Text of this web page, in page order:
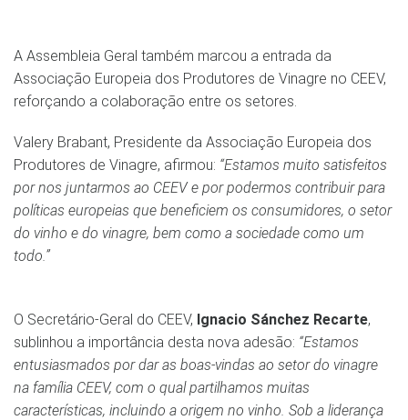
A Assembleia Geral também marcou a entrada da
Associação Europeia dos Produtores de Vinagre no CEEV,
reforçando a colaboração entre os setores.
Valery Brabant, Presidente da Associação Europeia dos
Produtores de Vinagre, afirmou: “Estamos muito satisfeitos
por nos juntarmos ao CEEV e por podermos contribuir para
políticas europeias que beneficiem os consumidores, o setor
do vinho e do vinagre, bem como a sociedade como um
todo.”
O Secretário-Geral do CEEV, Ignacio Sánchez Recarte,
sublinhou a importância desta nova adesão: “Estamos
entusiasmados por dar as boas-vindas ao setor do vinagre
na família CEEV, com o qual partilhamos muitas
características, incluindo a origem no vinho. Sob a liderança